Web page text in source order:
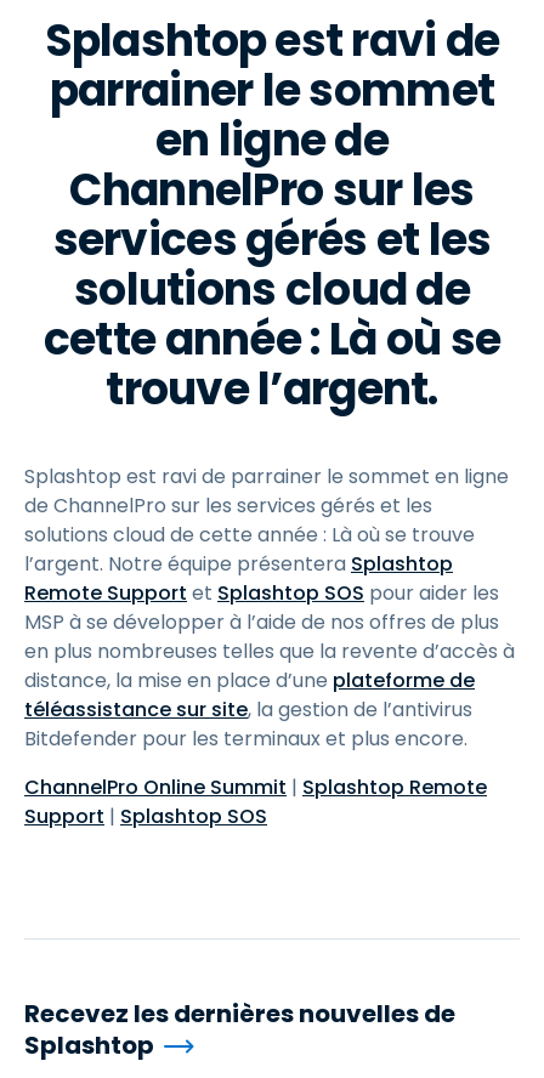
Splashtop est ravi de
parrainer le sommet
en ligne de
ChannelPro sur les
services gérés et les
solutions cloud de
cette année : Là où se
trouve l’argent.
Splashtop est ravi de parrainer le sommet en ligne
de ChannelPro sur les services gérés et les
solutions cloud de cette année : Là où se trouve
l’argent. Notre équipe présentera Splashtop
Remote Support et Splashtop SOS pour aider les
MSP à se développer à l’aide de nos offres de plus
en plus nombreuses telles que la revente d’accès à
distance, la mise en place d’une plateforme de
téléassistance sur site, la gestion de l’antivirus
Bitdefender pour les terminaux et plus encore.
ChannelPro Online Summit | Splashtop Remote
Support | Splashtop SOS
Recevez les dernières nouvelles de
Splashtop